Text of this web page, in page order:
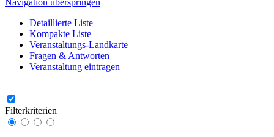
Detaillierte Liste
Kompakte Liste
Veranstaltungs-Landkarte
Fragen & Antworten
Veranstaltung eintragen
Filterkriterien